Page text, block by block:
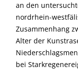
an den
nordrhein-
Zusammenhang
Alter der
bei